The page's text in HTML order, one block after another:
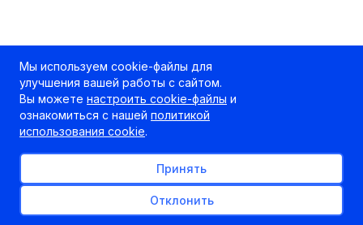
Мы используем cookie-файлы для
улучшения вашей работы с сайтом.
Вы можете настроить cookie-файлы и
ознакомиться с нашей политикой
использования cookie.
Принять
Отклонить